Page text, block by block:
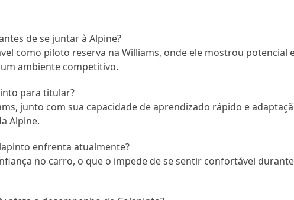
de se juntar à Alpine?
como piloto reserva na Williams, onde ele mostrou potencial
ambiente competitivo.
para titular?
junto com sua capacidade de aprendizado rápido e
Alpine.
enfrenta atualmente?
no carro, o que o impede de se sentir confortável durante